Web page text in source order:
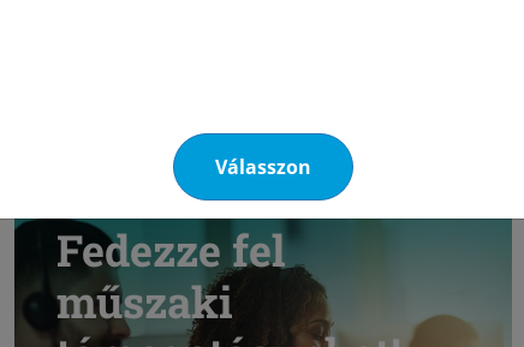
Válasszon
Fedezze fel
műszaki